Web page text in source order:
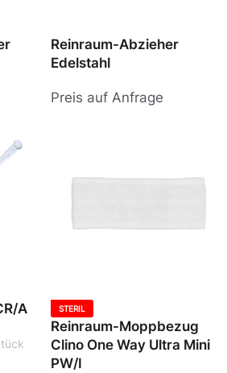
Reinraum-Abzieher
Edelstahl
Preis auf Anfrage
A STERIL
Reinraum-Moppbezug
Clino One Way Ultra Mini
PW/I